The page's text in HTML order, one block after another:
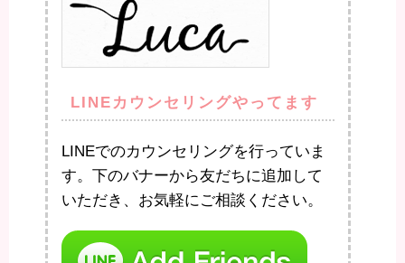
LINEカウンセリングやってます
LINEでのカウンセリングを行っていま
す。下のバナーから友だちに追加して
いただき、お気軽にご相談ください。